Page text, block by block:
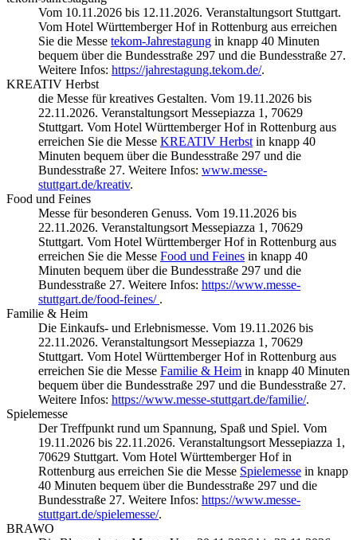
Vom 10.11.2026 bis 12.11.2026. Veranstaltungsort Stuttgart.
Vom Hotel Württemberger Hof in Rottenburg aus erreichen
Sie die Messe tekom-Jahrestagung in knapp 40 Minuten
bequem über die Bundesstraße 297 und die Bundesstraße 27.
Weitere Infos: https://jahrestagung.tekom.de/.
KREATIV Herbst
die Messe für kreatives Gestalten. Vom 19.11.2026 bis
22.11.2026. Veranstaltungsort Messepiazza 1, 70629
Stuttgart. Vom Hotel Württemberger Hof in Rottenburg aus
erreichen Sie die Messe KREATIV Herbst in knapp 40
Minuten bequem über die Bundesstraße 297 und die
Bundesstraße 27. Weitere Infos: www.messe-
stuttgart.de/kreativ.
Food und Feines
Messe für besonderen Genuss. Vom 19.11.2026 bis
22.11.2026. Veranstaltungsort Messepiazza 1, 70629
Stuttgart. Vom Hotel Württemberger Hof in Rottenburg aus
erreichen Sie die Messe Food und Feines in knapp 40
Minuten bequem über die Bundesstraße 297 und die
Bundesstraße 27. Weitere Infos: https://www.messe-
stuttgart.de/food-feines/ .
Familie & Heim
Die Einkaufs- und Erlebnismesse. Vom 19.11.2026 bis
22.11.2026. Veranstaltungsort Messepiazza 1, 70629
Stuttgart. Vom Hotel Württemberger Hof in Rottenburg aus
erreichen Sie die Messe Familie & Heim in knapp 40 Minuten
bequem über die Bundesstraße 297 und die Bundesstraße 27.
Weitere Infos: https://www.messe-stuttgart.de/familie/.
Spielemesse
Der Treffpunkt rund um Spannung, Spaß und Spiel. Vom
19.11.2026 bis 22.11.2026. Veranstaltungsort Messepiazza 1,
70629 Stuttgart. Vom Hotel Württemberger Hof in
Rottenburg aus erreichen Sie die Messe Spielemesse in knapp
40 Minuten bequem über die Bundesstraße 297 und die
Bundesstraße 27. Weitere Infos: https://www.messe-
stuttgart.de/spielemesse/.
BRAWO